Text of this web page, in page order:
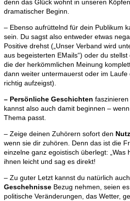
denn das Glück wohnt in unseren
dramatischer Beginn.
– Ebenso aufrüttelnd für dein Publikum
sein. Du sagst also entweder etwas
Positive drehst („Unser Verband wird
aus begeisterten EMails“) oder du
die der herkömmlichen Meinung
dann weiter untermauerst oder im
richtig aufzeigst).
– Persönliche Geschichten
kannst also auch damit beginnen –
Thema passt.
– Zeige deinen Zuhörern sofort den
wenn sie dir zuhören. Denn das ist die
einzelne ganz egoistisch überlegt: „Was
ihnen leicht und sag es direkt!
– Zu guter Letzt kannst du natürlich
Geschehnisse Bezug nehmen, seien
politische Veränderungen, das Wetter,